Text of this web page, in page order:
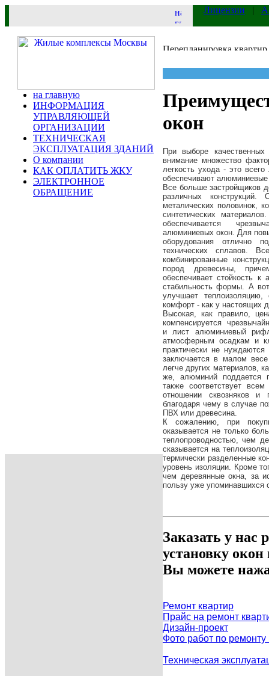
Лицензии |
на главную
ИНФОРМАЦИЯ
УПРАВЛЯЮЩЕЙ
ОРГАНИЗАЦИИ
ТЕХНИЧЕСКАЯ
ЭКСПЛУАТАЦИЯ ЗДАНИЙ
О компании
КАК ОПЛАТИТЬ ЖКУ
ЭЛЕКТРОННОЕ
ОБРАЩЕНИЕ
окон
При выборе
внимание множество
легкость ухода - это
обеспечивают алюминиевые
Все больше застройщиков
различных
металических половинок,
синтетических
обеспечивается
алюминиевых окон. Для
оборудования отлично
технических сплавов.
комбинированные
пород древесины,
обеспечивает стойкость
стабильность формы. А
улучшает теплоизоляцию,
комфорт - как у настоящих
Высокая, как правило,
компенсируется
и
лист алюминиевый
атмосферным осадкам и
практически не
заключается в малом
легче других материалов,
же, алюминий поддается
также соответствует
отношении сквозняков и
благодаря чему в случае
ПВХ или древесина.
К сожалению, при
оказывается не только
теплопроводностью, чем
сказывается на
термически разделенные
уровень изоляции. Кроме
чем деревянные окна, за
пользу уже упоминавшихся
Заказать у нас
установку
Вы можете
Ремонт квартир
Прайс на ремонт
Дизайн-проект
Фото работ по ремонту
Техническая